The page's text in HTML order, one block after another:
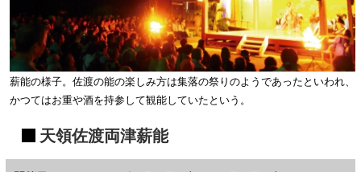
薪能の様子。佐渡の能の楽しみ方は集落の祭りのようであったといわれ、
かつてはお重や酒を持参して観能していたという。
天領佐渡両津薪能